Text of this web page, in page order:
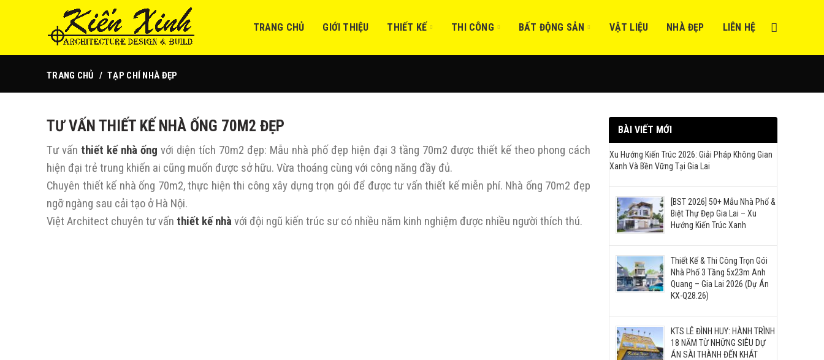
TRANG CHỦ GIỚI THIỆU THIẾT KẾ THI CÔNG BẤT ĐỘNG SẢN VẬT LIỆU NHÀ ĐẸP LIÊN HỆ
TRANG CHỦ TẠP CHÍ NHÀ ĐẸP
TƯ VẤN THIẾT KẾ NHÀ ỐNG 70M2 ĐẸP
Tư vấn thiết kế nhà ống với diện tích 70m2 đẹp: Mẫu nhà phố đẹp hiện đại 3 tầng 70m2 được thiết kế theo phong cách
hiện đại trẻ trung khiến ai cũng muốn được sở hữu. Vừa thoáng cùng với công năng đầy đủ.
Chuyên thiết kế nhà ống 70m2, thực hiện thi công xây dựng trọn gói để được tư vấn thiết kế miễn phí. Nhà ống 70m2 đẹp
ngỡ ngàng sau cải tạo ở Hà Nội.
Việt Architect chuyên tư vấn thiết kế nhàvới đội ngũ kiến trúc sư có nhiều năm kinh nghiệm được nhiều người thích thú.
BÀI VIẾT MỚI
Xu Hướng Kiến Trúc 2026: Giải Pháp Không Gian
Xanh Và Bền Vững Tại Gia Lai
[BST 2026] 50+ Mẫu Nhà Phố &
Biệt Thự Đẹp Gia Lai – Xu
Hướng Kiến Trúc Xanh
Thiết Kế & Thi Công Trọn Gói
Nhà Phố 3 Tầng 5x23m Anh
Quang – Gia Lai 2026 (Dự Án
KX-Q28.26)
KTS LÊ ĐÌNH HUY: HÀNH TRÌNH
18 NĂM TỪ NHỮNG SIÊU DỰ
ÁN SÀI THÀNH ĐẾN KHÁT